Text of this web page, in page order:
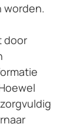
worden.
door